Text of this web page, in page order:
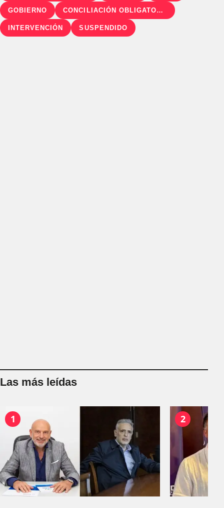
GOBIERNO CONCILIACIÓN OBLIGATORIA
INTERVENCIÓN SUSPENDIDO
Las más leídas
1 2